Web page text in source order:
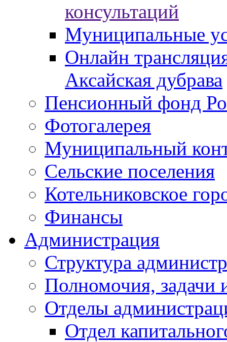
консультаций
Муниципальные
Онлайн
Аксайская дубрава
Пенсионный фонд
Фотогалерея
Муниципальный
Сельские поселения
Котельниковское
Финансы
Администрация
Структура
Полномочия, задачи
Отделы
Отдел